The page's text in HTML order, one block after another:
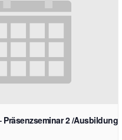
Präsenzseminar 2 /Ausbildung